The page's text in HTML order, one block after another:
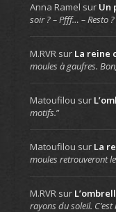
Anna Ramel sur Un
soir ? – Pfff… – Resto
M.RVRsur La reine
moules à gaufres.
Matoufilou sur
motifs.”
Matoufilou sur La
moules retrouveront
M.RVRsur
rayons du soleil. C’est